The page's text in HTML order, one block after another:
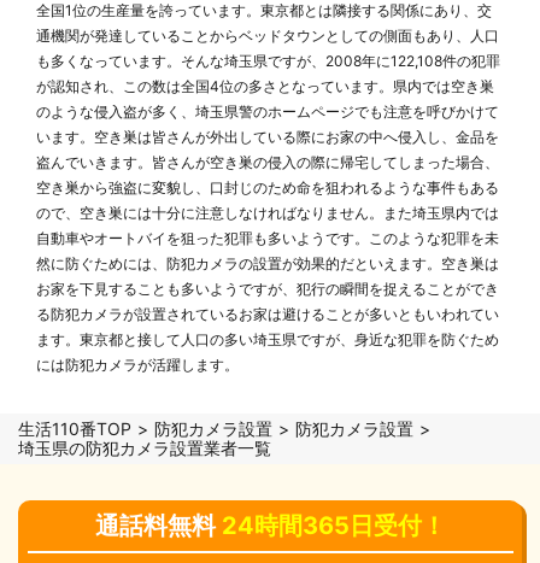
全国1位の生産量を誇っています。東京都とは隣接する関係にあり、交
通機関が発達していることからベッドタウンとしての側面もあり、人口
も多くなっています。そんな埼玉県ですが、2008年に122,108件の犯罪
が認知され、この数は全国4位の多さとなっています。県内では空き巣
のような侵入盗が多く、埼玉県警のホームページでも注意を呼びかけて
います。空き巣は皆さんが外出している際にお家の中へ侵入し、金品を
盗んでいきます。皆さんが空き巣の侵入の際に帰宅してしまった場合、
空き巣から強盗に変貌し、口封じのため命を狙われるような事件もある
ので、空き巣には十分に注意しなければなりません。また埼玉県内では
自動車やオートバイを狙った犯罪も多いようです。このような犯罪を未
然に防ぐためには、防犯カメラの設置が効果的だといえます。空き巣は
お家を下見することも多いようですが、犯行の瞬間を捉えることができ
る防犯カメラが設置されているお家は避けることが多いともいわれてい
ます。東京都と接して人口の多い埼玉県ですが、身近な犯罪を防ぐため
には防犯カメラが活躍します。
生活110番TOP 防犯カメラ設置
防犯カメラ設置
埼玉県の防犯カメラ設置業者一覧
通話料無料 24時間365日受付！